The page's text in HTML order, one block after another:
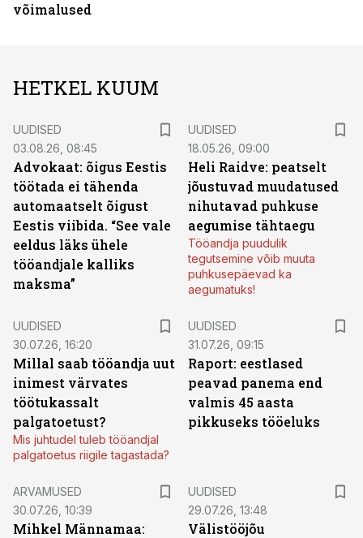
võimalused
HETKEL KUUM
UUDISED
03.08.26, 08:45
Advokaat: õigus Eestis
töötada ei tähenda
automaatselt õigust
Eestis viibida. “See vale
eeldus läks ühele
tööandjale kalliks
maksma”
UUDISED
18.05.26, 09:00
Heli Raidve: peatselt
jõustuvad muudatused
nihutavad puhkuse
aegumise tähtaegu
Tööandja puudulik
tegutsemine võib muuta
puhkusepäevad ka
aegumatuks!
UUDISED
30.07.26, 16:20
Millal saab tööandja uut
inimest värvates
töötukassalt
palgatoetust?
Mis juhtudel tuleb tööandjal
palgatoetus riigile tagastada?
UUDISED
31.07.26, 09:15
Raport: eestlased
peavad panema end
valmis 45 aasta
pikkuseks tööeluks
ARVAMUSED
30.07.26, 10:39
Mihkel Männamaa:
UUDISED
29.07.26, 13:48
Välistööjõu